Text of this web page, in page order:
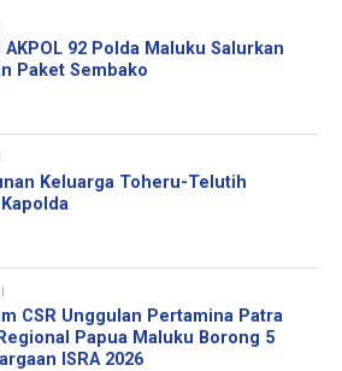
AKPOL 92 Polda Maluku Salurkan
Paket Sembako
Keluarga Toheru-Telutih
CSR Unggulan Pertamina Patra
Papua Maluku Borong 5
ISRA 2026